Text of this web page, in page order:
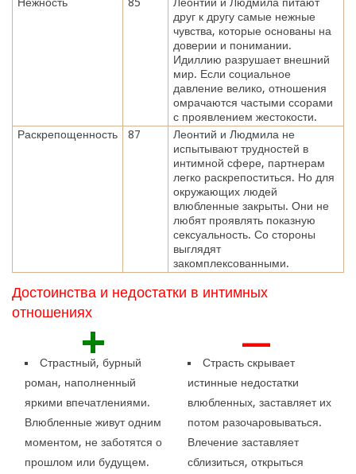
друг к другу самые нежные
чувства, которые основаны на
доверии и понимании.
Идиллию разрушает внешний
мир. Если социальное
давление велико, отношения
омрачаются частыми ссорами
с проявлением жестокости.
Раскрепощенность
87
Леонтий и Людмила не
испытывают трудностей в
интимной сфере, партнерам
легко раскрепоститься. Но для
окружающих людей
влюбленные закрыты. Они не
любят проявлять показную
сексуальность. Со стороны
выглядят
закомплексованными.
Достоинства и недостатки в интимных
отношениях
+
Страстный, бурный
роман, наполненный
яркими впечатлениями.
Влюбленные живут одним
моментом, не заботятся о
прошлом или будущем.
—
Страсть скрывает
истинные недостатки
влюбленных, заставляет их
потом разочаровываться.
Влечение заставляет
сблизиться, открыться